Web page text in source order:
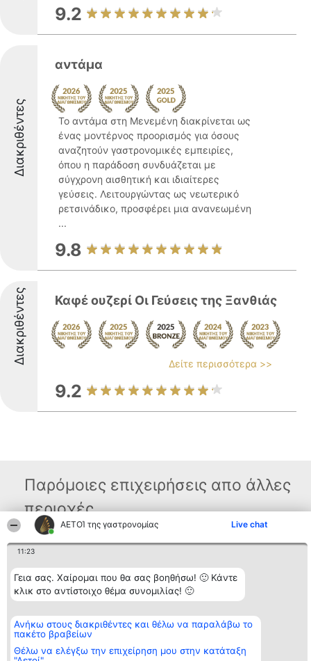
ΑΕΤΟΊ της γαστρονομίας Live chat
11:23
Γεια σας. Χαίρομαι που θα σας βοηθήσω! 🙂 Κάντε
κλικ στο αντίστοιχο θέμα συνομιλίας! 🙂
Ανήκω στους διακριθέντες και θέλω να παραλάβω το
πακέτο βραβείων
Θέλω να ελέγξω την επιχείρηση μου στην κατάταξη
9.2
Διακριθέντες
αντάμα
Το αντάμα στη Μενεμένη διακρίνεται ως
ένας μοντέρνος προορισμός για όσους
αναζητούν γαστρονομικές εμπειρίες,
όπου η παράδοση συνδυάζεται με
σύγχρονη αισθητική και ιδιαίτερες
γεύσεις. Λειτουργώντας ως νεωτερικό
ρετσινάδικο, προσφέρει μια ανανεωμένη
...
9.8
Διακριθέντες Καφέ ουζερί Οι Γεύσεις της Ξανθιάς
Δείτε περισσότερα >>
9.2
Παρόμοιες επιχειρήσεις απο άλλες
περιοχές
Διοργανωτής της
BEAUTIFUL COMPANY
Μονοπρόσωπη ΙΚΕ
ΤΗΛ. ΕΠΙΚΟΙΝΩΝΙΑΣ:
email:
aetoi@beautifulcompany.co
Λίστα όλων
διακριθέντων
Όροι &
προϋποθέσεις
ΑΠΟΡΡΗΤΟΥ